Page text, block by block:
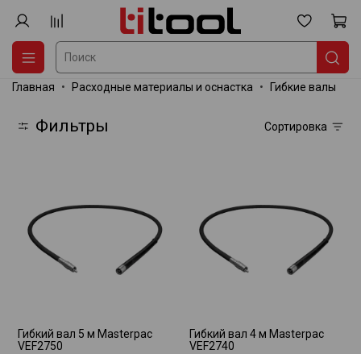
Главная Расходные материалы и оснастка Гибкие валы
Фильтры Сортировка
Гибкий вал 5 м Masterpac
VEF2750
Гибкий вал 4 м Masterpac
VEF2740